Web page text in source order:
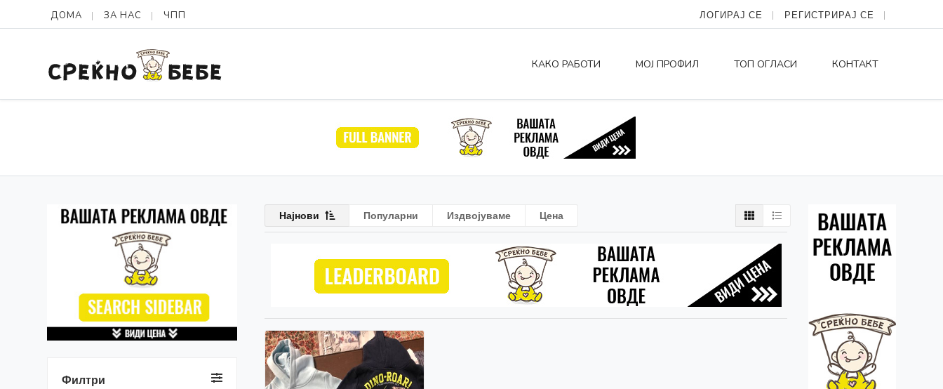
ДОМА ЗА НАС ЧПП ЛОГИРАЈ СЕ РЕГИСТРИРАЈ СЕ
КАКО РАБОТИ МОЈ ПРОФИЛ ТОП ОГЛАСИ КОНТАКТ
Филтри
Најнови Популарни Издвојуваме Цена